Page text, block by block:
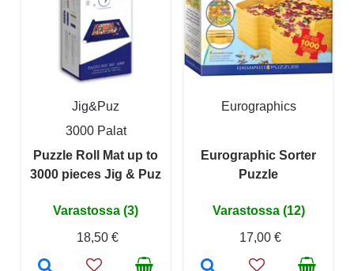
Jig&Puz
3000 Palat
Puzzle Roll Mat up to
3000 pieces Jig & Puz
Varastossa (3)
18,50 €
Eurographics
Eurographic Sorter
Puzzle
Varastossa (12)
17,00 €